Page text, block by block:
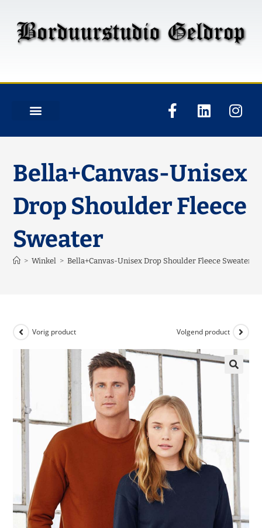
Bella+Canvas-Unisex
Drop Shoulder Fleece
Sweater
> Winkel > Bella+Canvas-Unisex Drop Shoulder Fleece Sweater
Vorig product Volgend product